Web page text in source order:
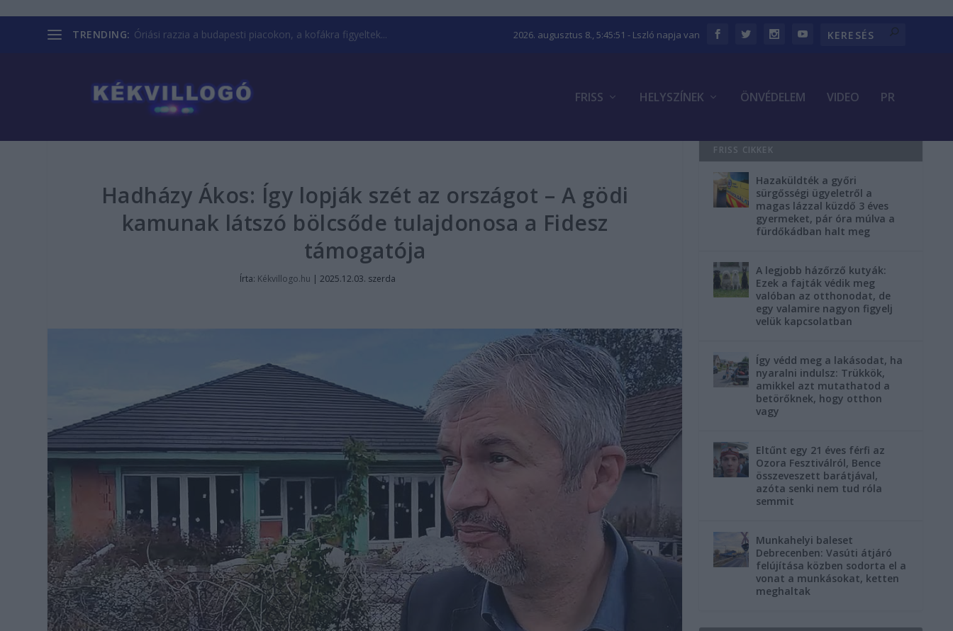
TRENDING: Óriási razzia a budapesti piacokon, a kofákra figyeltek... 2026. augusztus 8., 5:45:52 - Lszló napja van
FRISS HELYSZÍNEK ÖNVÉDELEM VIDEO PR
Hadházy Ákos: Így lopják szét az országot – A gödi
kamunak látszó bölcsőde tulajdonosa a Fidesz
támogatója
Írta: Kékvillogo.hu |2025.12.03. szerda
FRISS CIKKEK
Hazaküldték a győri
sürgősségi ügyeletről a
magas lázzal küzdő 3 éves
gyermeket, pár óra múlva a
fürdőkádban halt meg
A legjobb házőrző kutyák:
Ezek a fajták védik meg
valóban az otthonodat, de
egy valamire nagyon figyelj
velük kapcsolatban
Így védd meg a lakásodat, ha
nyaralni indulsz: Trükkök,
amikkel azt mutathatod a
betörőknek, hogy otthon
vagy
Eltűnt egy 21 éves férfi az
Ozora Fesztiválról, Bence
összeveszett barátjával,
azóta senki nem tud róla
semmit
Munkahelyi baleset
Debrecenben: Vasúti átjáró
felújítása közben sodorta el a
vonat a munkásokat, ketten
meghaltak